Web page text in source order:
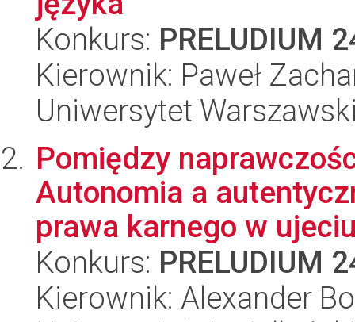
Konkurs: PRELUDIUM
Kierownik: Paweł
Uniwersytet
Pomiędzy
Autonomia a
prawa karnego w
Konkurs: PRELUDIUM
Kierownik: Alexander